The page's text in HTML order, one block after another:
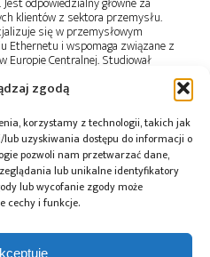
zgodą
korzystamy z technologii, takich jak
uzyskiwania dostępu do informacji o
pozwoli nam przetwarzać dane,
lub unikalne identyfikatory
lub wycofanie zgody może
cechy i funkcje.
klientów z sektora przemysłu.
się w przemysłowym
Ethernetu i wspomaga związane z
Europie Centralnej. Studiował
na uniwersytecie w Mosbach
ukończył również studia podyplomowe
zagranicznej. Uzyskał dyplom
uniwersytecie w Konstanz.
cyfrowy,RAQ